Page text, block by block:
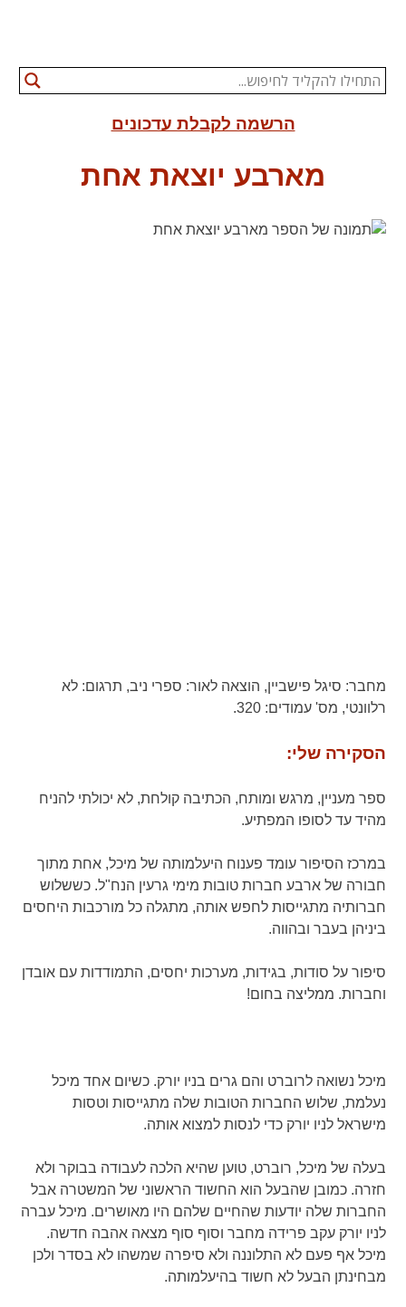
הרשמה לקבלת עדכונים
מארבע יוצאת אחת
מחבר: סיגל פישביין, הוצאה לאור: ספרי ניב, תרגום: לא
רלוונטי, מס' עמודים: 320.
הסקירה שלי:
ספר מעניין, מרגש ומותח, הכתיבה קולחת, לא יכולתי להניח
מהיד עד לסופו המפתיע.
במרכז הסיפור עומד פענוח היעלמותה של מיכל, אחת מתוך
חבורה של ארבע חברות טובות מימי גרעין הנח"ל. כששלוש
חברותיה מתגייסות לחפש אותה, מתגלה כל מורכבות היחסים
ביניהן בעבר ובהווה.
סיפור על סודות, בגידות, מערכות יחסים, התמודדות עם אובדן
וחברות. ממליצה בחום!
מיכל נשואה לרוברט והם גרים בניו יורק. כשיום אחד מיכל
נעלמת, שלוש החברות הטובות שלה מתגייסות וטסות
מישראל לניו יורק כדי לנסות למצוא אותה.
בעלה של מיכל, רוברט, טוען שהיא הלכה לעבודה בבוקר ולא
חזרה. כמובן שהבעל הוא החשוד הראשוני של המשטרה אבל
החברות שלה יודעות שהחיים שלהם היו מאושרים. מיכל עברה
לניו יורק עקב פרידה מחבר וסוף סוף מצאה אהבה חדשה.
מיכל אף פעם לא התלוננה ולא סיפרה שמשהו לא בסדר ולכן
מבחינתן הבעל לא חשוד בהיעלמותה.